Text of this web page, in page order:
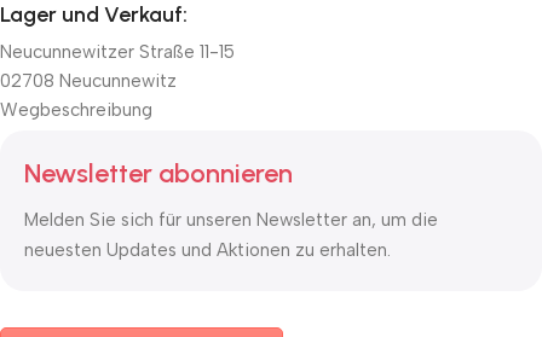
Lager und Verkauf:
Neucunnewitzer Straße 11-15
02708 Neucunnewitz
Wegbeschreibung
Newsletter abonnieren
Melden Sie sich für unseren Newsletter an, um die
neuesten Updates und Aktionen zu erhalten.